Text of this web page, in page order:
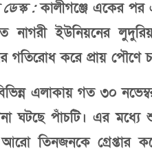
:কালীগঞ্জে একের পর
নাগরী ইউনিয়নের
গতিরোধ করে প্রায়
এলাকায় গত ৩০
ঘটছে পাঁচটি।এর মধ্যে
তিনজনকে গ্রেপ্তার